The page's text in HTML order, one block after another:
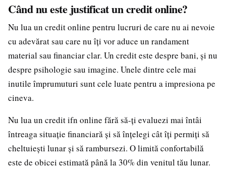
Când nu este justificat un credit online?
Nu lua un credit online pentru lucruri de care nu ai nevoie
cu adevărat sau care nu îți vor aduce un randament
material sau financiar clar. Un credit este despre bani, și nu
despre psihologie sau imagine. Unele dintre cele mai
inutile împrumuturi sunt cele luate pentru a impresiona pe
cineva.
Nu lua un credit ifn online fără să-ți evaluezi mai întâi
întreaga situație financiară și să înţelegi cât îți permiți să
cheltuiești lunar și să rambursezi. O limită confortabilă
este de obicei estimată până la 30% din venitul tău lunar.